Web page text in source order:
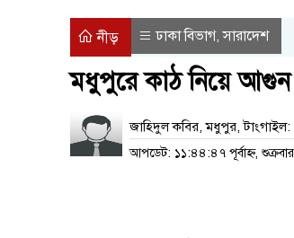
নীড় ঢাকা বিভাগ,সারাদেশ
মধুপুরে কাঠ নিয়ে আগুন
জাহিদুল কবির, মধুপুর, টাংগাইল:
আপডেট: ১১:৪৪:৪৭ পূর্বাহ্ন,